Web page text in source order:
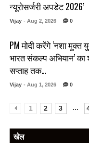
न्यूरोसर्जरी अपडेट 2026’
Vijay - Aug 2, 2026 0
PM मोदी करेंगे ‘नशा मुक्त
भारत संकल्प अभियान’ का
सप्ताह तक…
Vijay - Aug 1, 2026 0
1 2 3 ...
खेल